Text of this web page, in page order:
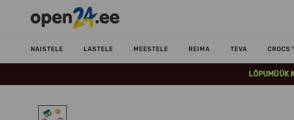
NAISTELE LASTELE MEESTELE REIMA TEVA
LÕPUMÜÜK